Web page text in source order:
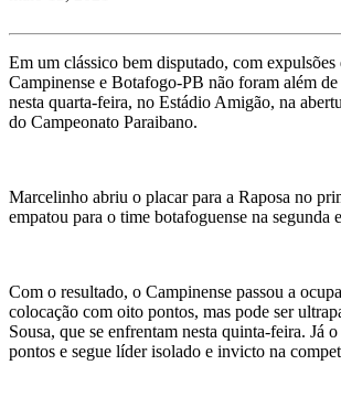
Em um clássico bem disputado, com expulsões
Campinense e Botafogo-PB não foram além de
nesta quarta-feira, no Estádio Amigão, na
do Campeonato Paraibano.
Marcelinho abriu o placar para a Raposa no
empatou para o time botafoguense na segunda
Com o resultado, o Campinense passou a
colocação com oito pontos, mas pode ser
Sousa, que se enfrentam nesta quinta-feira. Já
pontos e segue líder isolado e invicto na